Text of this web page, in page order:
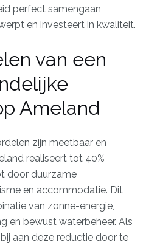
perfect samengaan
en investeert in kwaliteit.
van een
Ameland
zijn meetbaar en
realiseert tot 40%
door duurzame
en accommodatie. Dit
van zonne-energie,
en bewust waterbeheer. Als
aan deze reductie door te